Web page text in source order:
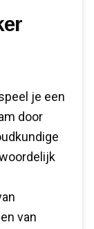
je een
door
van